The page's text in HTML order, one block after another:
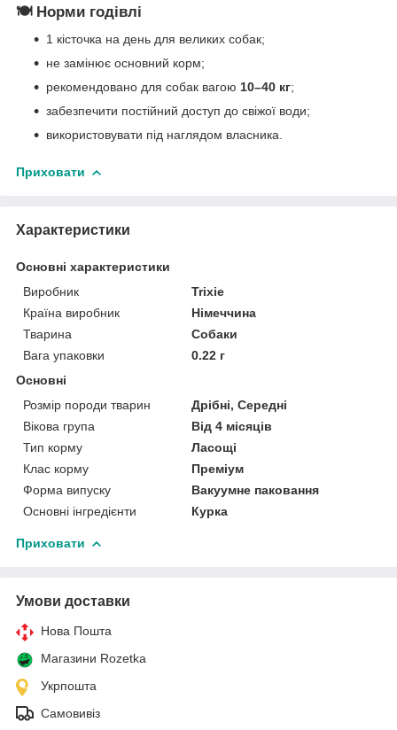
🍽 Норми годівлі
1 кісточка на день для великих собак;
не замінює основний корм;
рекомендовано для собак вагою 10–40 кг;
забезпечити постійний доступ до свіжої води;
використовувати під наглядом власника.
Приховати
Характеристики
Основні характеристики
Виробник
Trixie
Країна виробник
Німеччина
Тварина
Собаки
Вага упаковки
0.22 г
Основні
Розмір породи тварин
Дрібні, Середні
Вікова група
Від 4 місяців
Тип корму
Ласощі
Клас корму
Преміум
Форма випуску
Вакуумне паковання
Основні інгредієнти
Курка
Приховати
Умови доставки
Нова Пошта
Магазини Rozetka
Укрпошта
Самовивіз